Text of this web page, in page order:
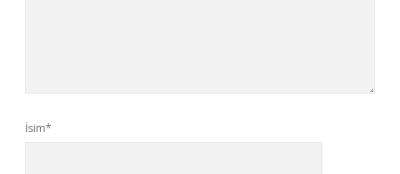
İsim*